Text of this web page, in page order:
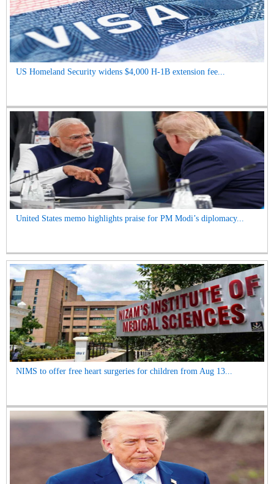
US Homeland Security widens $4,000 H-1B extension fee...
United States memo highlights praise for PM Modi’s diplomacy...
NIMS to offer free heart surgeries for children from Aug 13...